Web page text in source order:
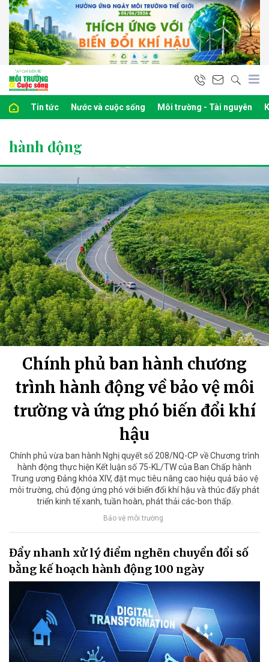
Tin tức Nước và cuộc sống Môi trường - Tài nguyên
hành động
Chính phủ ban hành chương
trình hành động về bảo vệ môi
trường và ứng phó biến đổi khí
hậu
Chính phủ vừa ban hành Nghị quyết số 208/NQ-CP về Chương trình
hành động thực hiện Kết luận số 75-KL/TW của Ban Chấp hành
Trung ương Đảng khóa XIV, đặt mục tiêu nâng cao hiệu quả bảo vệ
môi trường, chủ động ứng phó với biến đổi khí hậu và thúc đẩy phát
triển kinh tế xanh, tuần hoàn, phát thải các-bon thấp.
Bảo vệ môi trường
Đẩy nhanh xử lý điểm nghẽn chuyển đổi số
bằng kế hoạch hành động 100 ngày